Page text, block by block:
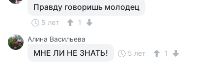
Правду говоришь молодец
5 лет
1
Алина Васильева
МНЕ ЛИ НЕ ЗНАТЬ! 5 лет 1